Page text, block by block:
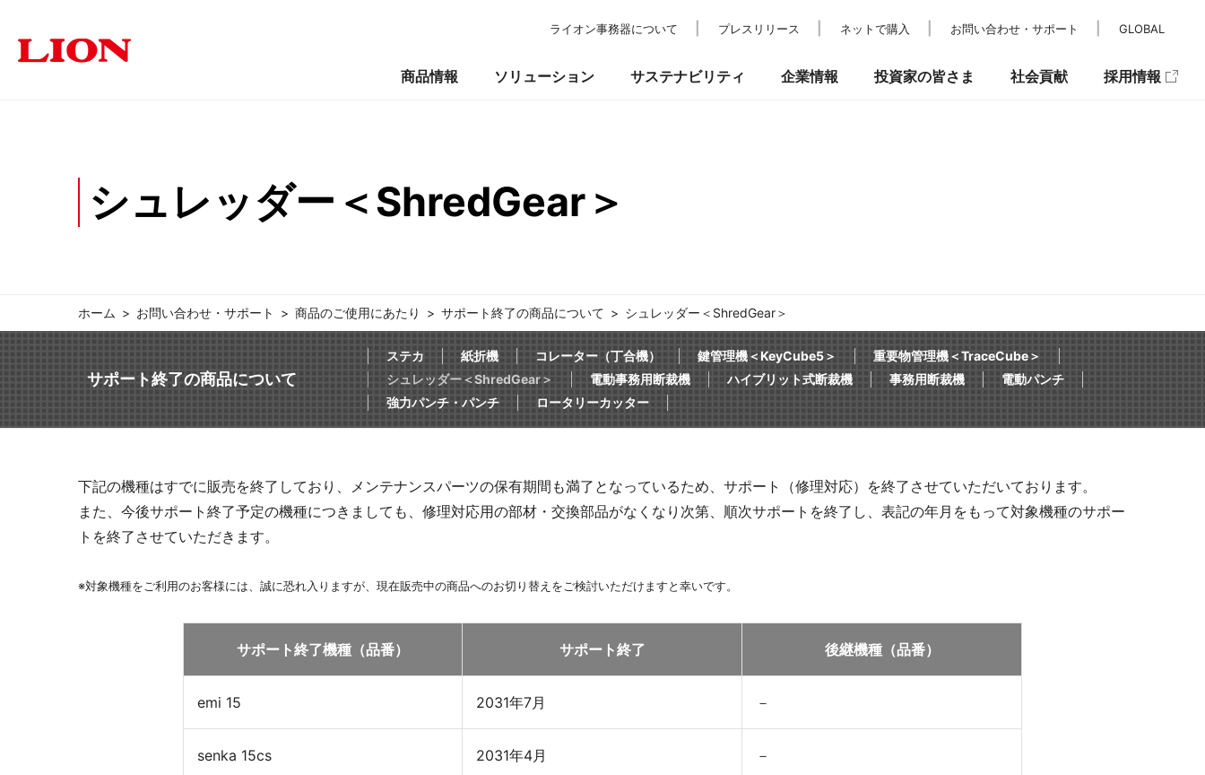
シュレッダー＜ShredGear＞
ホーム お問い合わせ・サポート 商品のご使用にあたり サポート終了の商品について シュレッダー＜ShredGear＞
サポート終了の商品について
ステカ 紙折機 コレーター（丁合機） 鍵管理機＜KeyCube5＞
重要物管理機＜TraceCube＞
シュレッダー＜ShredGear＞
電動事務用断裁機 ハイブリット式断裁機 事務用断裁機
電動パンチ
強力パンチ・パンチ
ロータリーカッター
下記の機種はすでに販売を終了しており、メンテナンスパーツの保有期間も満了となっているため、サポート（修理対応）を終了させていただいております。
また、今後サポート終了予定の機種につきましても、修理対応用の部材・交換部品がなくなり次第、順次サポートを終了し、表記の年月をもって対象機種のサポー
トを終了させていただきます。
※対象機種をご利用のお客様には、誠に恐れ入りますが、現在販売中の商品へのお切り替えをご検討いただけますと幸いです。
サポート終了機種（品番） サポート終了 後継機種（品番）
emi 15 2031年7月 －
senka 15cs 2031年4月 －
ライオン事務器について プレスリリース ネットで購入 お問い合わせ・サポート GLOBAL
オフィス家具
事務用品
ICT
防災
商品情報
オフィス 福祉・医療施設 学校教育・官公庁施設 納入事例
ソリューション
トップメッセージ サステナビリティの考え方 環境 社会
サステナビリティ
トップメッセージ ライオン事務器について 事業所一覧
企業情報
経営方針 個人投資家の皆さまへ 業績・財務 IRライブラリ
投資家の皆さま 社会貢献 採用情報